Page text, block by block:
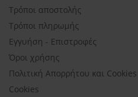
Τρόποι αποστολής
Τρόποι πληρωμής
Εγγυήση - Επιστροφές
Όροι χρήσης
Πολιτική Απορρήτου και Cookies
Cookies